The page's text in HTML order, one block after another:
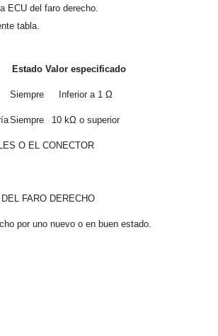
ECU del faro derecho.
tabla.
Estado Valor especificado
Siempre Inferior a 1 Ω
Siempre 10 kΩ o superior
O EL CONECTOR
FARO DERECHO
por uno nuevo o en buen estado.